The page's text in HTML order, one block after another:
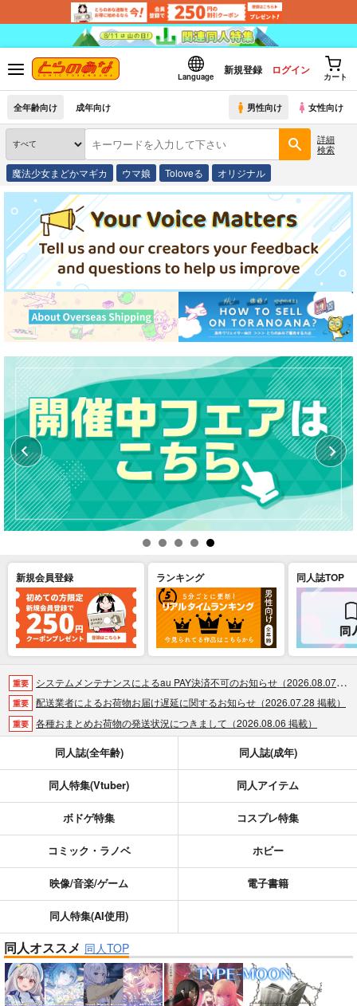
Language
新規登録 ログイン
カート
全年齢向け 成年向け 男性向け 女性向け
詳細
検索
魔法少女まどかマギカ ウマ娘 Toloveる オリジナル
新規会員登録 ランキング 同人誌TOP
重要 システムメンテナンスによるau PAY決済不可のお知らせ（2026.08.07 掲載）
重要 配送業者によるお荷物お届け遅延に関するお知らせ（2026.07.28 掲載）
重要 各種おまとめお荷物の発送状況につきまして（2026.08.06 掲載）
おまとめサイクル「定期便(月2)」一般会員様の利用再開のお知らせ（2026.02.05 掲載）
重要 「とらのあな×駿河屋日本橋乙女同人誌館」通販店頭受取サービス開始のお知らせ（2026.01.05 更新｜2025.12.30 掲載）
【2025/12/1より】「通販ポイント⇒とらコイン変換キャンペーン」終了のお知らせ（2025.11.21 掲載）
個人情報保護方針の改定について（2025.09.19 更新｜2025.08.01 掲載）
重要 ポイント付与・管理体制改定のお知らせ（2024.11.20 掲載）
全てのお知らせを見る
同人誌(全年齢) 同人誌(成年)
同人特集(Vtuber) 同人アイテム
ボドゲ特集 コスプレ特集
コミック・ラノベ ホビー
映像/音楽/ゲーム 電子書籍
同人特集(AI使用)
同人オススメ 同人TOP